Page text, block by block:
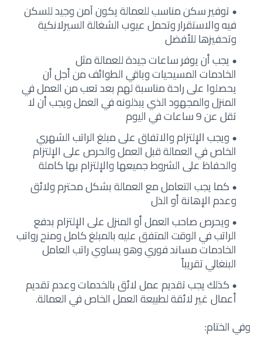
توفير سكن مناسب للعمالة يكون آمن وجيد للسكن
فيه والاستقرار وتحمل عيوب الشغالة السيرلانكية
وتحفيزها للأفضل
يجب أن يوفر ساعات جيدة للعمالة مثل
الخادمات المسيحيات وباقي الطوائف من أجل أن
يحصلوا على راحة مناسبة لهم بعد تعب من العمل في
المنزل والمجهود الذي يبذلونه في العمل ويجب أن لا
تقل عن 9 ساعات في اليوم
ويجب الإلتزام والاتفاق على مبلغ الراتب الشهري
الخاص في العمالة قبل العمل والحرص على الإلتزام
والحفاظ على الشروط جميعها والإلتزام بها كاملة
كما يجب التعامل مع العمالة بشكل محترم ولائق
وعدم الإهانة أو الذل
ويحرص صاحب العمل أو المنزل على الإلتزام بدفع
الراتب في الوقت المتفق عليه بالمبلغ كامل ومنح رواتب
الخادمات مساند فوري وهو يساوي راتب العامل
البنغالي تقريباً
كذلك يجب تقديم عمل لائق بالخدمات وعدم تقديم
أعمال غير لائقة لطبيعة العمل الخاص في العمالة.
وفي الختام: